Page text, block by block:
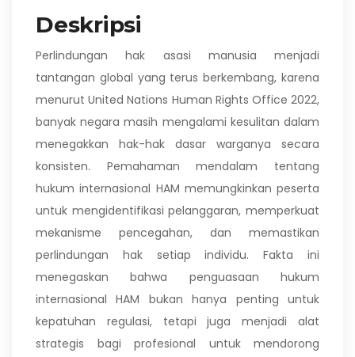
Deskripsi
Perlindungan hak asasi manusia menjadi
tantangan global yang terus berkembang, karena
menurut United Nations Human Rights Office 2022,
banyak negara masih mengalami kesulitan dalam
menegakkan hak-hak dasar warganya secara
konsisten. Pemahaman mendalam tentang
hukum internasional HAM memungkinkan peserta
untuk mengidentifikasi pelanggaran, memperkuat
mekanisme pencegahan, dan memastikan
perlindungan hak setiap individu. Fakta ini
menegaskan bahwa penguasaan hukum
internasional HAM bukan hanya penting untuk
kepatuhan regulasi, tetapi juga menjadi alat
strategis bagi profesional untuk mendorong